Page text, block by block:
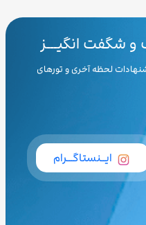
شگفت انگیـــز
لحظه آخری و تورهای
ایــنستاگـــرام